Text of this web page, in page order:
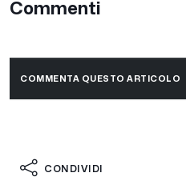
Commenti
COMMENTA QUESTO ARTICOLO
CONDIVIDI